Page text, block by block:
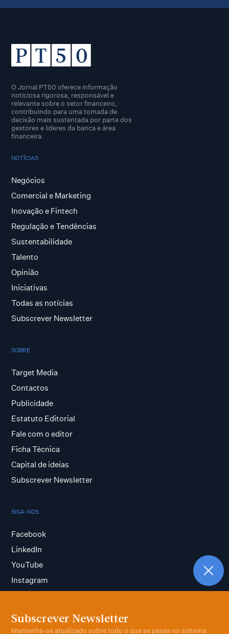
Subscrever Newsletter
Mantenha-se atualizado sobre tudo o que se passa no sistema
O Jornal PT50 oferece informação
noticiosa rigorosa, responsável e
relevante sobre o setor financeiro,
contribuindo para uma tomada de
decisão mais sustentada por parte dos
gestores e lideres da banca e área
financeira.
NOTÍCIAS
Negócios
Comercial e Marketing
Inovação e Fintech
Regulação e Tendências
Sustentabilidade
Talento
Opinião
Iniciativas
Todas as notícias
Subscrever Newsletter
SOBRE
Target Media
Contactos
Publicidade
Estatuto Editorial
Fale com o editor
Ficha Técnica
Capital de ideias
Subscrever Newsletter
SIGA-NOS
Facebook
LinkedIn
YouTube
Instagram
Termos e condições
Política de privacidade